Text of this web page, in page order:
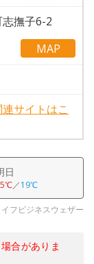
撫子6-2
MAP
サイトはこ
日
／19℃
フビジネスウェザー
合がありま